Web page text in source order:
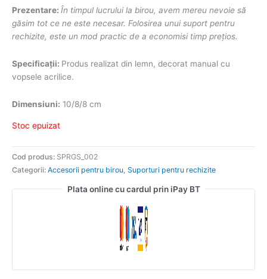
Prezentare: În timpul lucrului la birou, avem mereu nevoie să
găsim tot ce ne este necesar. Folosirea unui suport pentru
rechizite, este un mod practic de a economisi timp prețios.
Specificații: Produs realizat din lemn, decorat manual cu
vopsele acrilice.
Dimensiuni: 10/8/8 cm
Stoc epuizat
Cod produs: SPRGS_002
Categorii: Accesorii pentru birou Suporturi pentru rechizite
Plata online cu cardul prin iPay BT